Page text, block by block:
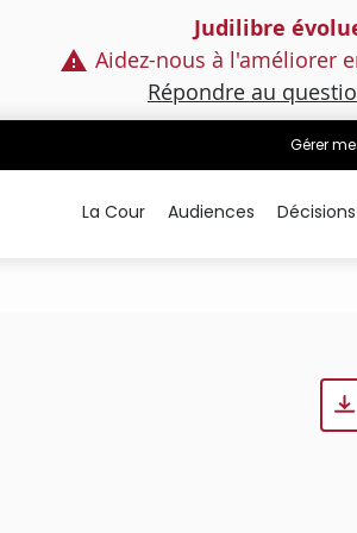
Judilibre
Aidez-nous à l'améliorer
Répondre au
Gérer
La Cour Audiences Décisions